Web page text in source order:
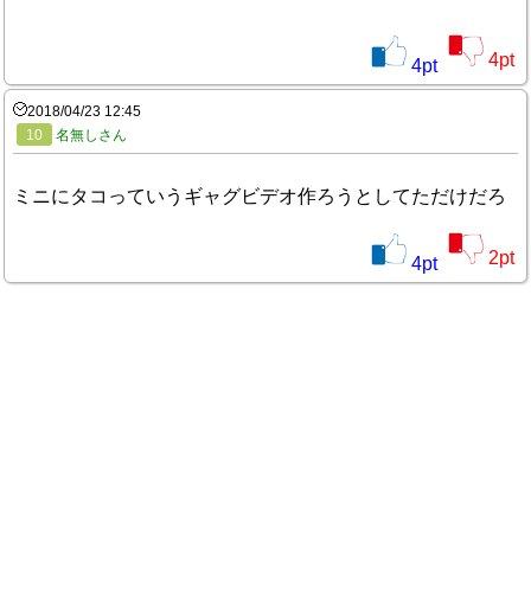
4pt 4pt
2018/04/23 12:45
10
名無しさん
ミニにタコっていうギャグビデオ作ろうとしてただけだろ
4pt 2pt